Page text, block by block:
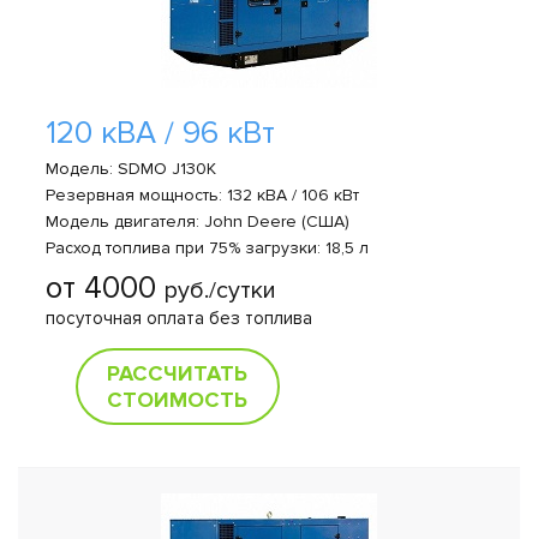
120 кВА / 96 кВт
Модель: SDMO J130K
Резервная мощность: 132 кВА / 106 кВт
Модель двигателя: John Deere (США)
Расход топлива при 75% загрузки: 18,5 л
от 4000 руб./сутки
посуточная оплата без топлива
РАССЧИТАТЬ
СТОИМОСТЬ